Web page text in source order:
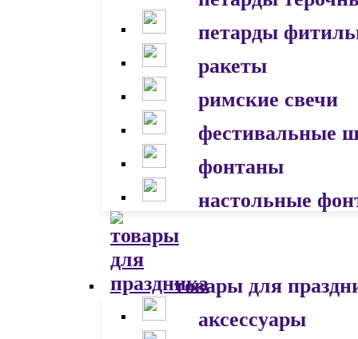
петарды
ракеты
римские свечи
фестивальные
фонтаны
настольные
товары для
аксессуары